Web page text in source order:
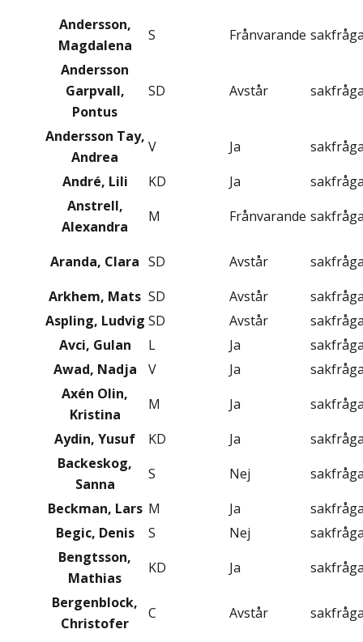
Andersson,
Magdalena
S Frånvarande
Andersson
Garpvall,
Pontus
SD Avstår
Andersson Tay,
Andrea
V Ja
André, Lili
KD Ja
Anstrell,
Alexandra
M Frånvarande
Aranda, Clara SD Avstår
Arkhem, Mats SD Avstår
Aspling, Ludvig SD Avstår
Avci, Gulan
L Ja
Awad, Nadja
V Ja
Axén Olin,
Kristina
M Ja
Aydin, Yusuf
KD Ja
Backeskog,
Sanna
S Nej
Beckman, Lars M Ja
Begic, Denis
S Nej
Bengtsson,
Mathias
KD Ja
Bergenblock,
Christofer
C Avstår